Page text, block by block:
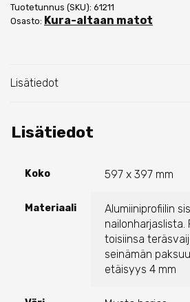
40
cm
Tuotetunnus (SKU): 61211
Osasto: Kura-altaan matot
Lisätiedot
Lisätiedot
Koko 597 x 397 mm
Materiaali
Alumiiniprofiilin
toisiinsa
seinämän
etäisyys 4 mm